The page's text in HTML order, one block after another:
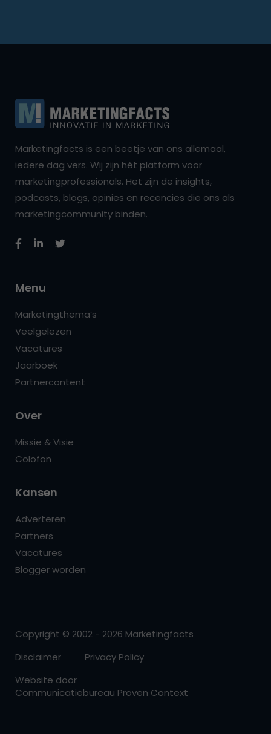
Marketingfacts is een beetje van ons allemaal,
iedere dag vers. Wij zijn hét platform voor
marketingprofessionals. Het zijn de insights,
podcasts, blogs, opinies en recencies die ons als
marketingcommunity binden.
Menu
Marketingthema’s
Veelgelezen
Vacatures
Jaarboek
Partnercontent
Over
Missie & Visie
Colofon
Kansen
Adverteren
Partners
Vacatures
Blogger worden
Copyright © 2002 - 2026 Marketingfacts
Disclaimer
Privacy Policy
Website door
Communicatiebureau Proven Context